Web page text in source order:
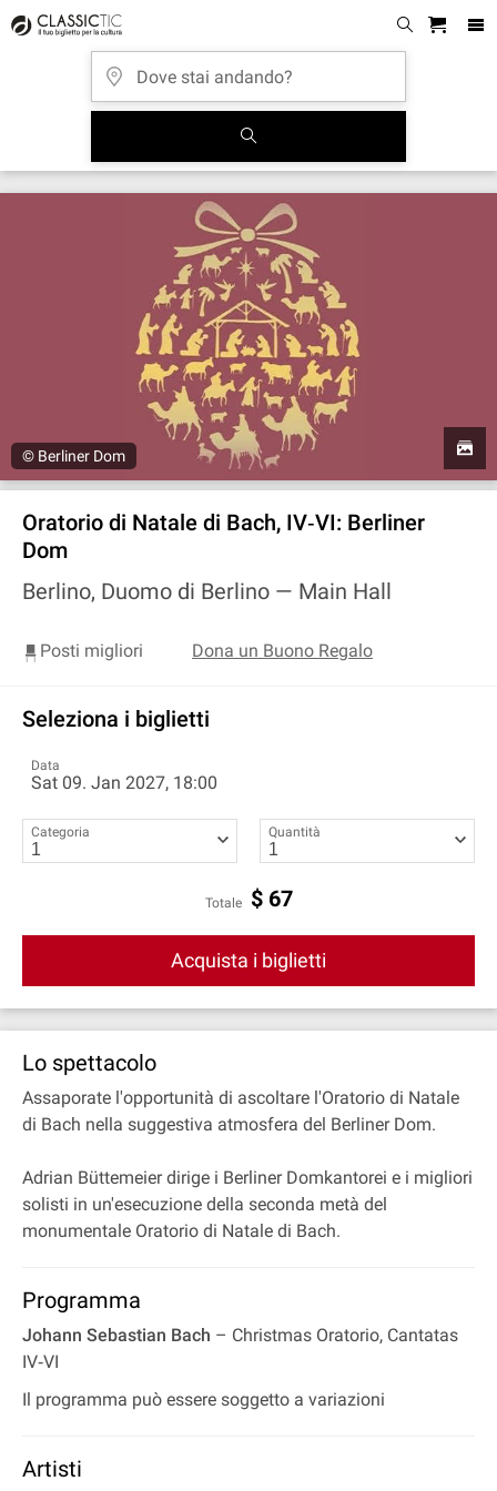
© Berliner Dom
Oratorio di Natale di Bach, IV‐VI: Berliner
Dom
Berlino, Duomo di Berlino — Main Hall
Posti migliori Dona un Buono Regalo
Seleziona i biglietti
Data
Sat 09. Jan 2027, 18:00
Categoria Quantità
Totale $ 67
Acquista i biglietti
Lo spettacolo
Assaporate l'opportunità di ascoltare l'Oratorio di Natale
di Bach nella suggestiva atmosfera del Berliner Dom.
Adrian Büttemeier dirige i Berliner Domkantorei e i migliori
solisti in un'esecuzione della seconda metà del
monumentale Oratorio di Natale di Bach.
Programma
Johann Sebastian Bach – Christmas Oratorio, Cantatas
IV‐VI
Il programma può essere soggetto a variazioni
Artisti